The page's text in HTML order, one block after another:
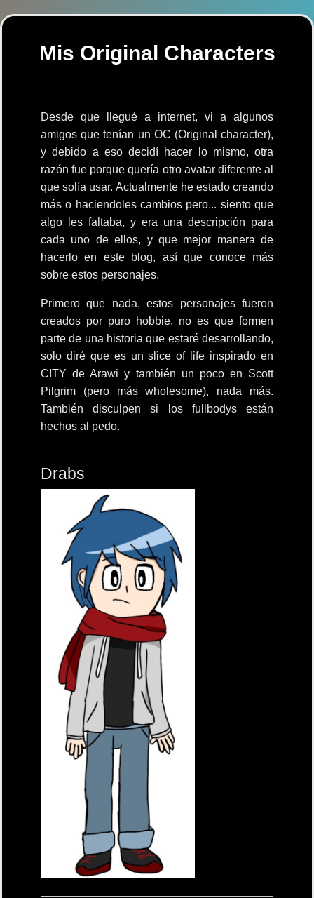
Mis Original Characters
Desde que llegué a internet, vi a algunos
amigos que tenían un OC (Original character),
y debido a eso decidí hacer lo mismo, otra
razón fue porque quería otro avatar diferente al
que solía usar. Actualmente he estado creando
más o haciendoles cambios pero... siento que
algo les faltaba, y era una descripción para
cada uno de ellos, y que mejor manera de
hacerlo en este blog, así que conoce más
sobre estos personajes.
Primero que nada, estos personajes fueron
creados por puro hobbie, no es que formen
parte de una historia que estaré desarrollando,
solo diré que es un slice of life inspirado en
CITY de Arawi y también un poco en Scott
Pilgrim (pero más wholesome), nada más.
También disculpen si los fullbodys están
hechos al pedo.
Drabs